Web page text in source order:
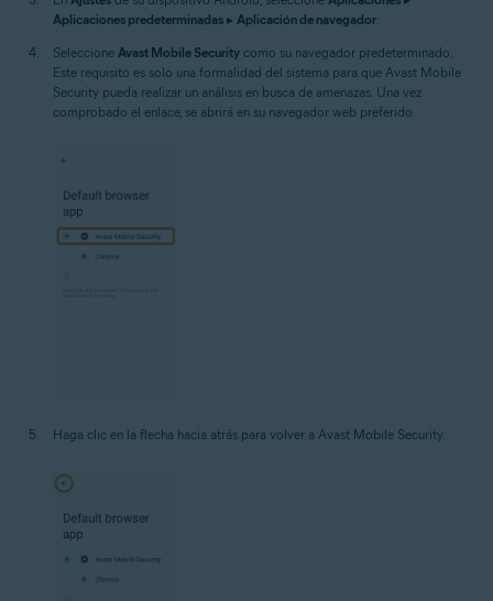
Aplicaciones predeterminadas ▸ Aplicación de navegador
Seleccione Avast Mobile Security como su navegador predeterminado.
Este requisito es solo una formalidad del sistema para que Avast Mobile
Security pueda realizar un análisis en busca de amenazas. Una vez
comprobado el enlace, se abrirá en su navegador web preferido.
Haga clic en la flecha hacia atrás para volver a Avast Mobile Security.